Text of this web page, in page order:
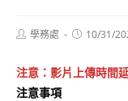
Post學務處
Post10/31/
注意：影片上傳時間
注意事項